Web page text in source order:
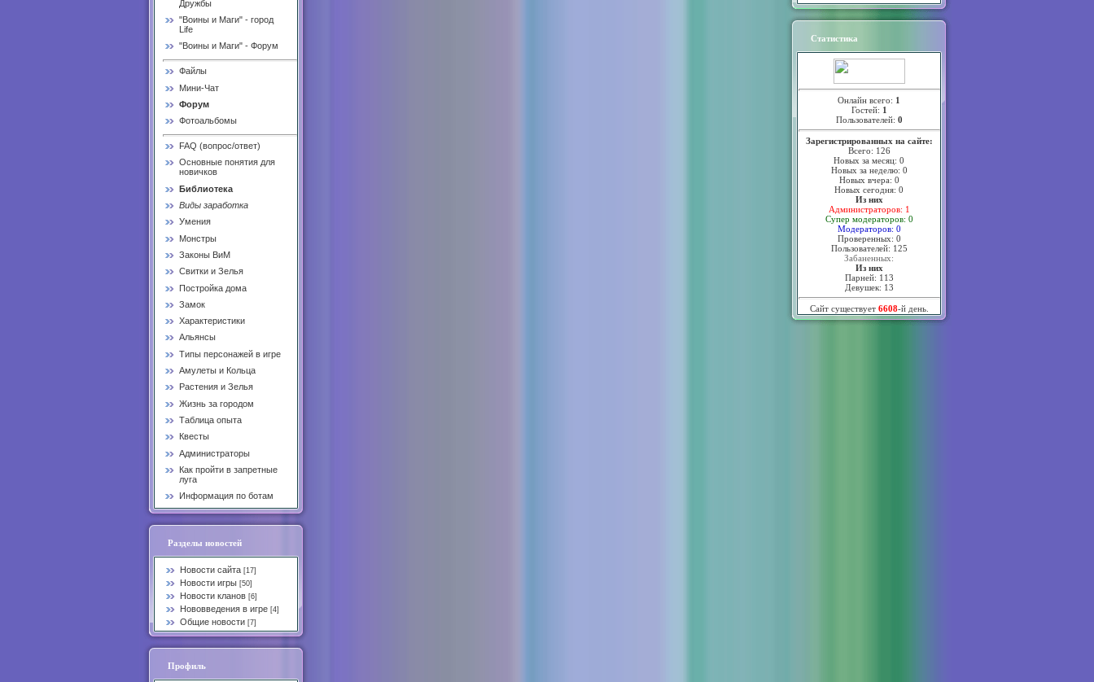
Дружбы
"Воины и Маги" - город
Life
"Воины и Маги" - Форум
Файлы
Мини-Чат
Форум
Фотоальбомы
FAQ (вопрос/ответ)
Основные понятия для
новичков
Библиотека
Виды заработка
Умения
Монстры
Законы ВиМ
Свитки и Зелья
Постройка дома
Замок
Характеристики
Альянсы
Типы персонажей в игре
Амулеты и Кольца
Растения и Зелья
Жизнь за городом
Таблица опыта
Квесты
Администраторы
Как пройти в запретные
луга
Информация по ботам
Разделы новостей
Новости сайта [17]
Новости игры [50]
Новости кланов [6]
Нововведения в игре [4]
Общие новости [7]
Профиль
Статистика
Онлайн всего: 1
Гостей: 1
Пользователей: 0
Зарегистрированных на сайте:
Всего: 126
Новых за месяц: 0
Новых за неделю: 0
Новых вчера: 0
Новых сегодня: 0
Из них
Администраторов: 1
Супер модераторов: 0
Модераторов: 0
Проверенных: 0
Пользователей: 125
Забаненных:
Из них
Парней: 113
Девушек: 13
Сайт существует 6608-й день.